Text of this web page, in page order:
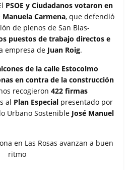
PSOE y Ciudadanos votaron en
Manuela Carmena, que defendió
de plenos de San Blas-
puestos de trabajo directos e
empresa de Juan Roig.
de la calle Estocolmo
en contra de la construcción
recogieron422 firmas
al Plan Especial presentado por
Urbano Sostenible José Manuel